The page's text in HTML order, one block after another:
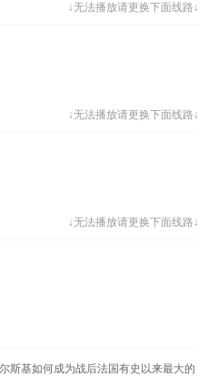
↓无法播放请更换下面线路↓
↓无法播放请更换下面线路↓
↓无法播放请更换下面线路↓
斯基如何成为战后法国有史以来最大的